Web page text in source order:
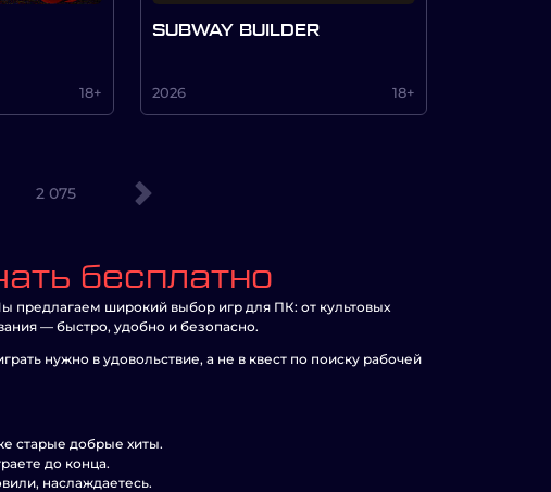
18+
SUBWAY BUILDER
2026 18+
2 075
бесплатно
предлагаем широкий выбор игр для ПК: от культовых
— быстро, удобно и безопасно.
нужно в удовольствие, а не в квест по поиску рабочей
старые добрые хиты.
до конца.
наслаждаетесь.